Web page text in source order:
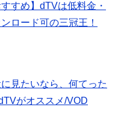
すすめ】dTVは低料金・
ロード可の三冠王！
見たいなら、何てった
がオススメ/VOD